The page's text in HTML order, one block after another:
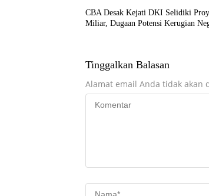
CBA Desak Kejati DKI Selidiki
Miliar, Dugaan Potensi Kerugian
Tinggalkan Balasan
Alamat email Anda tidak akan